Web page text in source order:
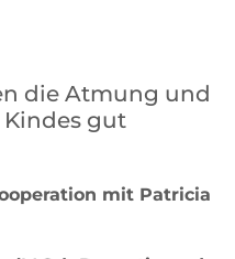
die Atmung und
gut
mit Patricia